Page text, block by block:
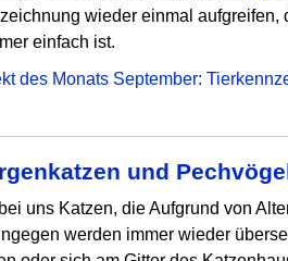
wieder einmal
einfach ist.
des Monats September:
und
uns Katzen, die Aufgrund von
werden immer wieder